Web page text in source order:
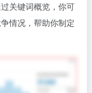
关键词概览，你可
情况，帮助你制定